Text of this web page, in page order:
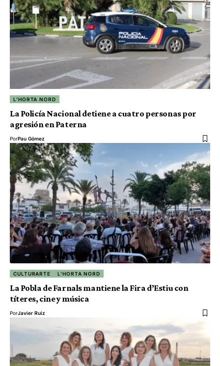
L'HORTA NORD
La Policía Nacional detiene a cuatro personas por
agresión en Paterna
PorPau Gómez
CULTURARTE L'HORTA NORD
La Pobla de Farnals mantiene la Fira d’Estiu con
títeres, cine y música
PorJavier Ruiz